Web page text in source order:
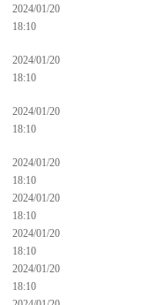
2024/01/20
18:10
2024/01/20
18:10
2024/01/20
18:10
2024/01/20
18:10
2024/01/20
18:10
2024/01/20
18:10
2024/01/20
18:10